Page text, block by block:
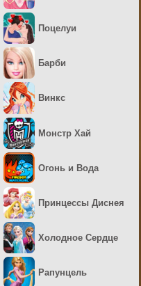
Поцелуи
Барби
Винкс
Монстр Хай
Огонь и Вода
Принцессы Диснея
Холодное Сердце
Рапунцель